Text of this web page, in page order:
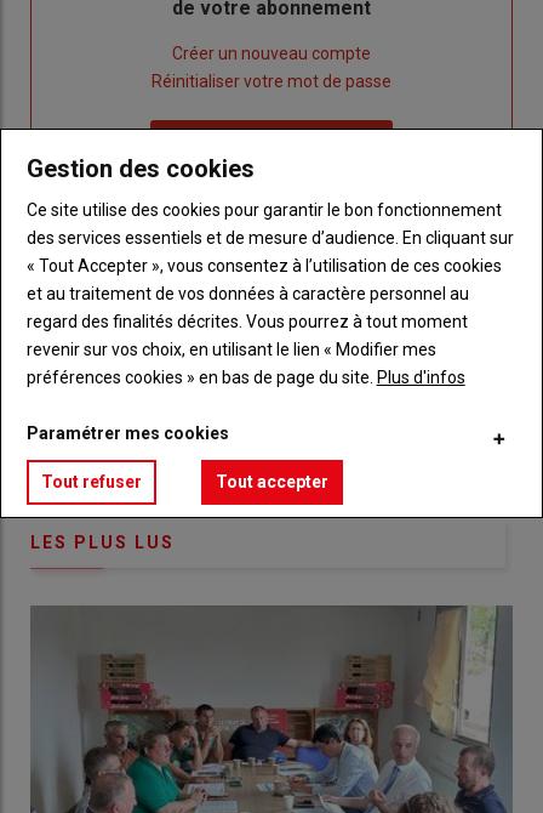
de votre abonnement
compte"
Créer un nouveau compte
mot
passe"
Réinitialiser votre mot de passe
Lien
"Je
connecte"
Sous-
titre
Vous n'êtes pas abonné(e)
TITRE CRÉEZ UN COMPTE
Body Choisissez votre formule et créez votre
compte pour accéder à tout Réussir Agri72
Lien
LES PLUS LUS
Gestion des cookies
Ce site utilise des cookies pour garantir le bon fonctionnement
des services essentiels et de mesure d’audience. En cliquant sur
« Tout Accepter », vous consentez à l’utilisation de ces cookies
et au traitement de vos données à caractère personnel au
regard des finalités décrites. Vous pourrez à tout moment
revenir sur vos choix, en utilisant le lien « Modifier mes
préférences cookies » en bas de page du site. Plus d'infos
Paramétrer mes cookies
Tout refuser Tout accepter